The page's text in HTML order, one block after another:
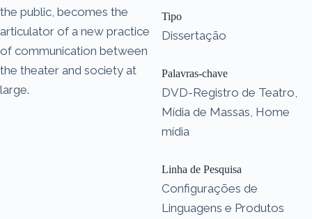
the public, becomes the
articulator of a new practice
of communication between
the theater and society at
large.
Tipo
Dissertação
Palavras-chave
DVD-Registro de Teatro,
Mídia de Massas, Home
mídia
Linha de Pesquisa
Configurações de
Linguagens e Produtos